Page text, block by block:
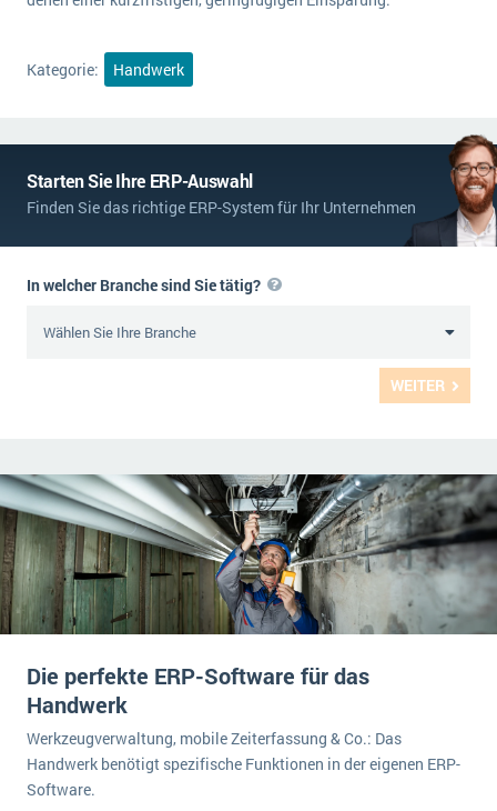
Kategorie: Handwerk
Starten Sie Ihre ERP-Auswahl
Finden Sie das richtige ERP-System für Ihr Unternehmen
WEITER
In welcher Branche sind Sie tätig?
Die perfekte ERP-Software für das
Handwerk
Werkzeugverwaltung, mobile Zeiterfassung & Co.: Das
Handwerk benötigt spezifische Funktionen in der eigenen ERP-
Software.